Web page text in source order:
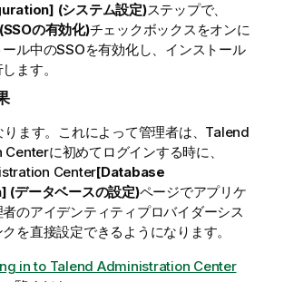
(システム設定)ステップで、
の有効化)チェックボックスをオンに
ール中のSSOを有効化し、インストール
ます。
ます。これによって管理者は、 Talend
Centerに初めてログインする時に、
Center[Database
データベースの設定)ページでアプリケ
のアイデンティティプロバイダーシス
を直接設定できるようになります。
in to Talend Administration Center